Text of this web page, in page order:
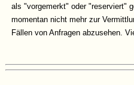
als "vorgemerkt" oder "reserviert"
momentan nicht mehr zur
Fällen von Anfragen abzusehen.